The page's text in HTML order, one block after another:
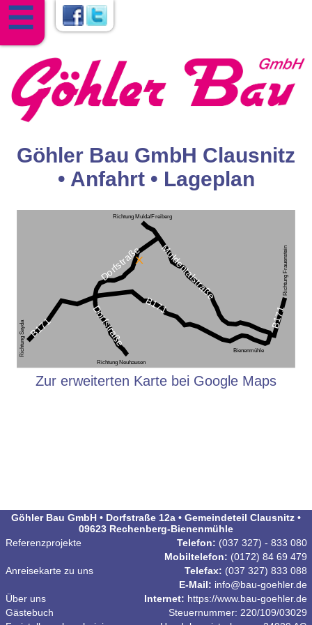
Göhler Bau GmbH Clausnitz
• Anfahrt • Lageplan
Zur erweiterten Karte bei Google Maps
Göhler Bau GmbH • Dorfstraße 12a • Gemeindeteil Clausnitz •
09623 Rechenberg-Bienenmühle
Referenzprojekte
Telefon: (037 327) - 833 080
Mobiltelefon: (0172) 84 69 479
Anreisekarte zu uns
Telefax: (037 327) 833 088
E-Mail: info@bau-goehler.de
Über uns
Internet: https://www.bau-goehler.de
Gästebuch
Steuernummer: 220/109/03029
☰